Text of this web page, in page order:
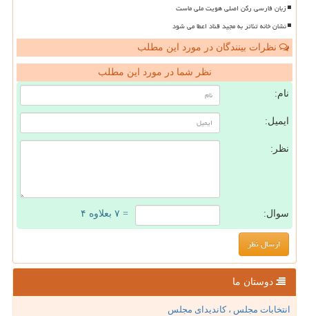
زبان فارسی رکن اصلی هویت ملی ماست
نشان خانه تئاتر به مجید قناد اعطا می شود
نظرات بینندگان در مورد این مطلب
نظر شما در مورد این مطلب
نام:
ایمیل:
نظر:
سوال: = ۷ بعلاوه ۴
دوستان ما
انتخابات مجلس ، کاندیدای مجلس